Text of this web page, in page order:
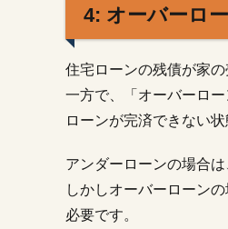
ロ
が
残
っ
て
る
家
を
売
4: オーバーロ
住宅ローンの残債が家
一方で、「オーバーロ
ローンが完済できない状
アンダーローンの場合
しかしオーバーローン
必要です。